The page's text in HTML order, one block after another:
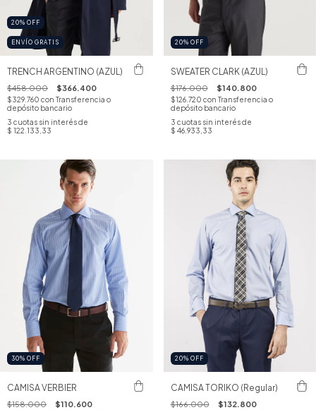
20% OFF
ENVÍO GRATIS
TRENCH ARGENTINO (AZUL)
$458.000 $366.400
$329.760 con Transferencia o
depósito bancario
3 cuotas sin interés de
$ 122.133,33
20% OFF
SWEATER CLARK (AZUL)
$176.000 $140.800
$126.720 con Transferencia o
depósito bancario
3 cuotas sin interés de
$ 46.933,33
30% OFF
CAMISA VERBIER
$158.000 $110.600
20% OFF
CAMISA TORIKO (Regular)
$166.000 $132.800